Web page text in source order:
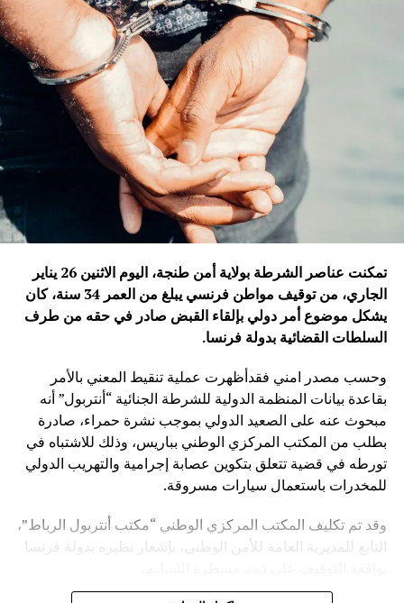
تمكنت عناصر الشرطة بولاية أمن طنجة، اليوم الاثنين 26 يناير
الجاري، من توقيف مواطن فرنسي يبلغ من العمر 34 سنة، كان
يشكل موضوع أمر دولي بإلقاء القبض صادر في حقه من طرف
السلطات القضائية بدولة فرنسا.
وحسب مصدر امني فقدأظهرت عملية تنقيط المعني بالأمر
بقاعدة بيانات المنظمة الدولية للشرطة الجنائية “أنتربول” أنه
مبحوث عنه على الصعيد الدولي بموجب نشرة حمراء، صادرة
بطلب من المكتب المركزي الوطني بباريس، وذلك للاشتباه في
تورطه في قضية تتعلق بتكوين عصابة إجرامية والتهريب الدولي
للمخدرات باستعمال سيارات مسروقة.
وقد تم تكليف المكتب المركزي الوطني “مكتب أنتربول الرباط”،
التابع للمديرية العامة للأمن الوطني، بإشعار نظيره بدولة فرنسا